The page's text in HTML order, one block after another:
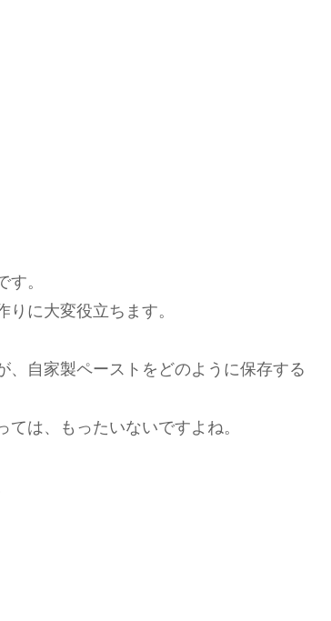
。
に大変役立ちます。
、自家製ペーストをどのように保存する
は、もったいないですよね。